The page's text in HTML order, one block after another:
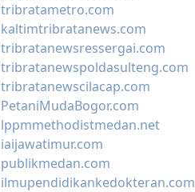
tribratametro.com
kaltimtribratanews.com
tribratanewsressergai.com
tribratanewspoldasulteng.com
tribratanewscilacap.com
PetaniMudaBogor.com
lppmmethodistmedan.net
iaijawatimur.com
publikmedan.com
ilmupendidikankedokteran.com